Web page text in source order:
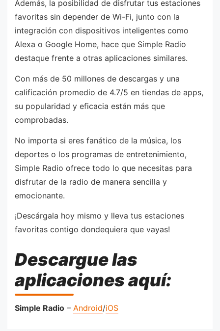
Además, la posibilidad de disfrutar tus estaciones
favoritas sin depender de Wi-Fi, junto con la
integración con dispositivos inteligentes como
Alexa o Google Home, hace que Simple Radio
destaque frente a otras aplicaciones similares.
Con más de 50 millones de descargas y una
calificación promedio de 4.7/5 en tiendas de apps,
su popularidad y eficacia están más que
comprobadas.
No importa si eres fanático de la música, los
deportes o los programas de entretenimiento,
Simple Radio ofrece todo lo que necesitas para
disfrutar de la radio de manera sencilla y
emocionante.
¡Descárgala hoy mismo y lleva tus estaciones
favoritas contigo dondequiera que vayas!
Descargue las
aplicaciones aquí:
Simple Radio – Android/iOS